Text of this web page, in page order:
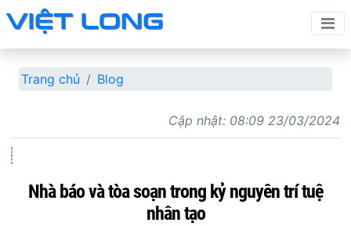
Trang chủ Blog
Cập nhật: 08:09 23/03/2024
Nhà báo và tòa soạn trong kỷ nguyên trí tuệ
nhân tạo